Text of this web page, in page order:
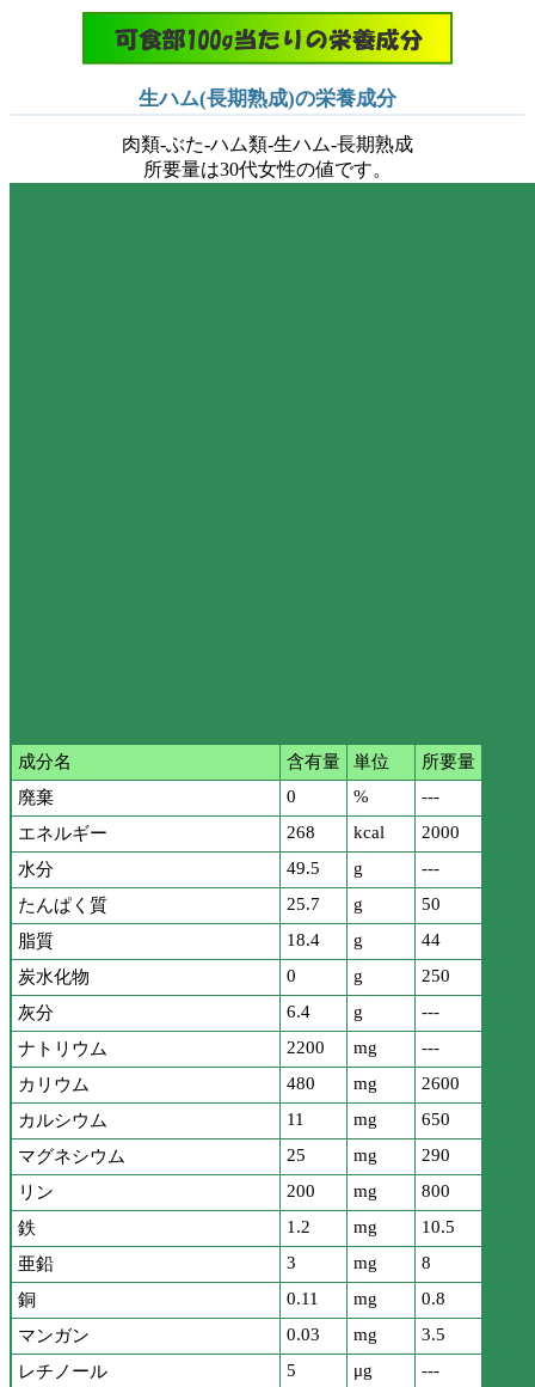
生ハム(長期熟成)の栄養成分
肉類-ぶた-ハム類-生ハム-長期熟成
所要量は30代女性の値です。
成分名 含有量 単位
所要量
廃棄
0 %
---
エネルギー
268 kcal
2000
水分
49.5 g
---
たんぱく質
25.7 g
50
脂質
18.4 g
44
炭水化物
0 g
250
灰分
6.4 g
---
ナトリウム
2200 mg
---
カリウム
480 mg
2600
カルシウム
11 mg
650
マグネシウム
25 mg
290
リン
200 mg
800
鉄
1.2 mg
10.5
亜鉛
3 mg
8
銅
0.11 mg
0.8
マンガン
0.03 mg
3.5
レチノール
5 μg
---